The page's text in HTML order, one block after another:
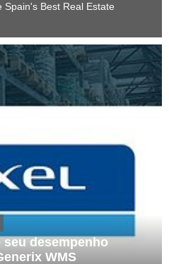
Best Real Estate
seu desempenho
WMS